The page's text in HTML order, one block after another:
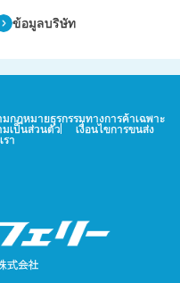
ข้อมูลบริษัท
กฎหมายธุรกรรมทางการค้าเฉพาะ
เป็นส่วนตัว เงื่อนไขการขนส่ง
า
式会社